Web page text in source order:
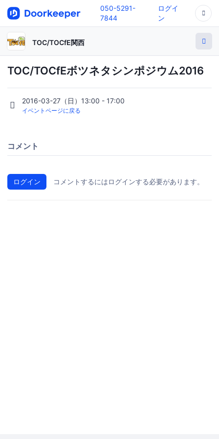
050-5291-
7844
ログイ
ン
TOC/TOCfE関西
TOC/TOCfEボツネタシンポジウム2016
2016-03-27（日）13:00 - 17:00
イベントページに戻る
コメント
ログイン コメントするにはログインする必要があります。